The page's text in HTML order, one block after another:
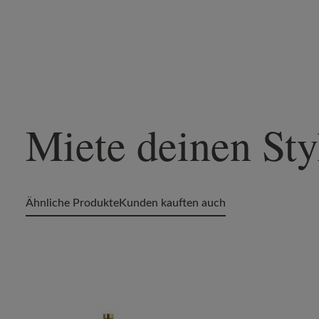
Miete deinen
Ähnliche ProdukteKunden kauften auch